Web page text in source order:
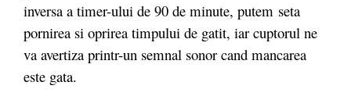
inversa a timer-ului de 90 de minute, putem seta
pornirea si oprirea timpului de gatit, iar cuptorul ne
va avertiza printr-un semnal sonor cand mancarea
este gata.